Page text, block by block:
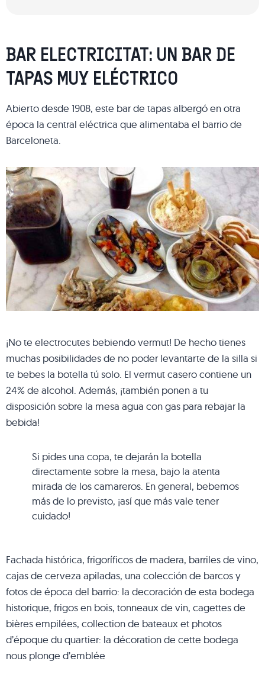
BAR ELECTRICITAT: UN BAR DE
TAPAS MUY ELÉCTRICO
Abierto desde 1908, este bar de tapas albergó en otra
época la central eléctrica que alimentaba el barrio de
Barceloneta.
¡No te electrocutes bebiendo vermut! De hecho tienes
muchas posibilidades de no poder levantarte de la silla si
te bebes la botella tú solo. El vermut casero contiene un
24% de alcohol. Además, ¡también ponen a tu
disposición sobre la mesa agua con gas para rebajar la
bebida!
Si pides una copa, te dejarán la botella
directamente sobre la mesa, bajo la atenta
mirada de los camareros. En general, bebemos
más de lo previsto, ¡así que más vale tener
cuidado!
Fachada histórica, frigoríficos de madera, barriles de vino,
cajas de cerveza apiladas, una colección de barcos y
fotos de época del barrio: la decoración de esta bodega
historique, frigos en bois, tonneaux de vin, cagettes de
bières empilées, collection de bateaux et photos
d’époque du quartier: la décoration de cette bodega
nous plonge d’emblée